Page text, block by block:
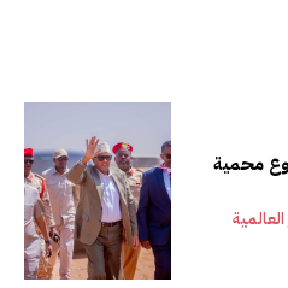
محمية
العالمية